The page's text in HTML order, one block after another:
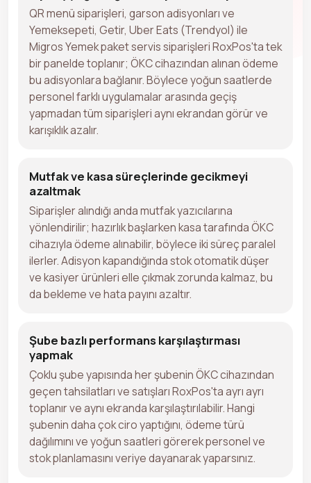
QR menü siparişleri, garson adisyonları ve
Yemeksepeti, Getir, Uber Eats (Trendyol) ile
Migros Yemek paket servis siparişleri RoxPos'ta tek
bir panelde toplanır; ÖKC cihazından alınan ödeme
bu adisyonlara bağlanır. Böylece yoğun saatlerde
personel farklı uygulamalar arasında geçiş
yapmadan tüm siparişleri aynı ekrandan görür ve
karışıklık azalır.
Mutfak ve kasa süreçlerinde gecikmeyi
azaltmak
Siparişler alındığı anda mutfak yazıcılarına
yönlendirilir; hazırlık başlarken kasa tarafında ÖKC
cihazıyla ödeme alınabilir, böylece iki süreç paralel
ilerler. Adisyon kapandığında stok otomatik düşer
ve kasiyer ürünleri elle çıkmak zorunda kalmaz, bu
da bekleme ve hata payını azaltır.
Şube bazlı performans karşılaştırması
yapmak
Çoklu şube yapısında her şubenin ÖKC cihazından
geçen tahsilatları ve satışları RoxPos'ta ayrı ayrı
toplanır ve aynı ekranda karşılaştırılabilir. Hangi
şubenin daha çok ciro yaptığını, ödeme türü
dağılımını ve yoğun saatleri görerek personel ve
stok planlamasını veriye dayanarak yaparsınız.